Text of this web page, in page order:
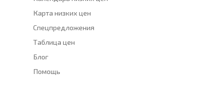
Карта низких цен
Спецпредложения
Таблица цен
Блог
Помощь